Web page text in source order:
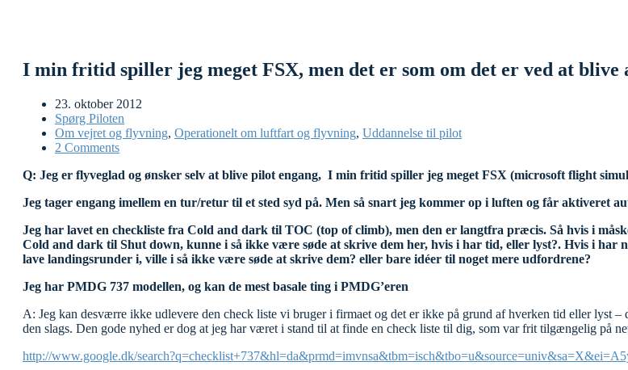
I min fritid spiller jeg meget FSX, men det er som om det er ved at blive
23. oktober 2012
Spørg Piloten
Om vejret og flyvning, Operationelt om luftfart og flyvning, Uddannelse til pilot
2 Comments
Q: Jeg er flyveglad og ønsker selv at blive pilot engang, I min fritid spiller jeg meget FSX (microsoft flight
Jeg tager engang imellem en tur/retur til et sted syd på. Men så snart jeg kommer op i luften og får aktiveret
Jeg har lavet en checkliste fra Cold and dark til TOC (top of climb), men den er langtfra præcis. Så hvis i
Cold and dark til Shut down, kunne i så ikke være søde at skrive dem her, hvis i har tid, eller lyst?. Hvis i har
lave landingsrunder i, ville i så ikke være søde at skrive dem? eller bare idéer til noget mere udfordrene?
Jeg har PMDG 737 modellen, og kan de mest basale ting i PMDG’eren
A: Jeg kan desværre ikke udlevere den check liste vi bruger i firmaet og det er ikke på grund af hverken tid eller lyst
den slags. Den gode nyhed er dog at jeg har været i stand til at finde en check liste til dig, som var frit tilgængelig på
http://www.google.dk/